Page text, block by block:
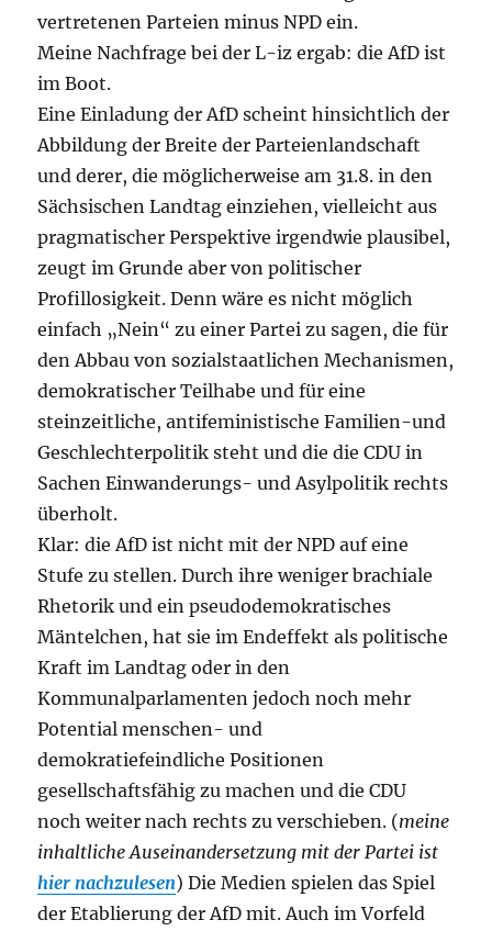
vertretenen Parteien minus NPD ein.
Meine Nachfrage bei der L-iz ergab: die AfD ist
im Boot.
Eine Einladung der AfD scheint hinsichtlich der
Abbildung der Breite der Parteienlandschaft
und derer, die möglicherweise am 31.8. in den
Sächsischen Landtag einziehen, vielleicht aus
pragmatischer Perspektive irgendwie plausibel,
zeugt im Grunde aber von politischer
Profillosigkeit. Denn wäre es nicht möglich
einfach „Nein“ zu einer Partei zu sagen, die für
den Abbau von sozialstaatlichen Mechanismen,
demokratischer Teilhabe und für eine
steinzeitliche, antifeministische Familien-und
Geschlechterpolitik steht und die die CDU in
Sachen Einwanderungs- und Asylpolitik rechts
überholt.
Klar: die AfD ist nicht mit der NPD auf eine
Stufe zu stellen. Durch ihre weniger brachiale
Rhetorik und ein pseudodemokratisches
Mäntelchen, hat sie im Endeffekt als politische
Kraft im Landtag oder in den
Kommunalparlamenten jedoch noch mehr
Potential menschen- und
demokratiefeindliche Positionen
gesellschaftsfähig zu machen und die CDU
noch weiter nach rechts zu verschieben. (meine
inhaltliche Auseinandersetzung mit der Partei ist
hier nachzulesen) Die Medien spielen das Spiel
der Etablierung der AfD mit. Auch im Vorfeld